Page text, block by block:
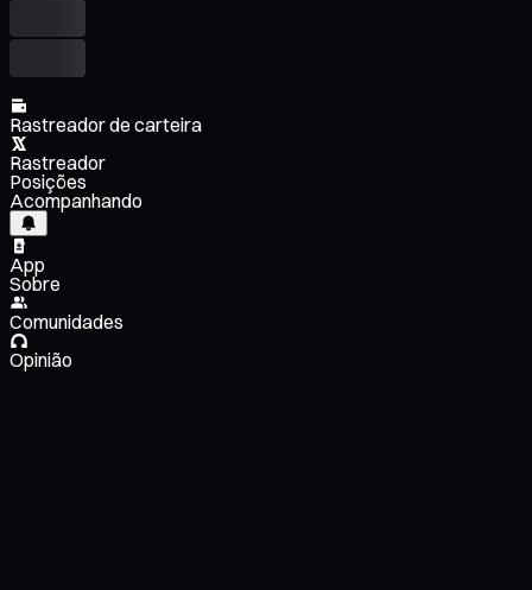
Rastreador de carteira
Rastreador
Posições
Acompanhando
App
Sobre
Comunidades
Opinião